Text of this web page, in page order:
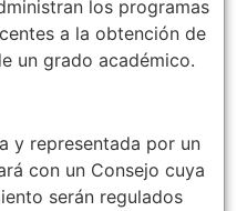
los programas
a la obtención de
un grado académico.
y representada por un
con un Consejo cuya
serán regulados